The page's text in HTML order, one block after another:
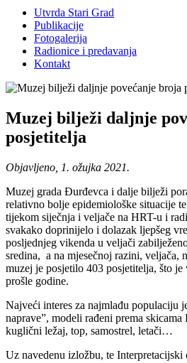
Utvrda Stari Grad
Publikacije
Fotogalerija
Radionice i predavanja
Kontakt
Muzej bilježi daljnje
posjetitelja
Objavljeno, 1. ožujka 2021.
Muzej grada Đurđevca i dalje bilježi
relativno bolje epidemiološke situacije
tijekom siječnja i veljače na HRT-u i
svakako doprinijelo i dolazak ljepšeg
posljednjeg vikenda u veljači
sredina, a na mjesečnoj razini, veljača,
muzej je posjetilo 403 posjetitelja, što
prošle godine.
Najveći interes za najmlađu populaciju
naprave”, modeli rađeni prema
kuglični ležaj, top, samostrel, letači…
Uz navedenu izložbu, te Interpretacijski